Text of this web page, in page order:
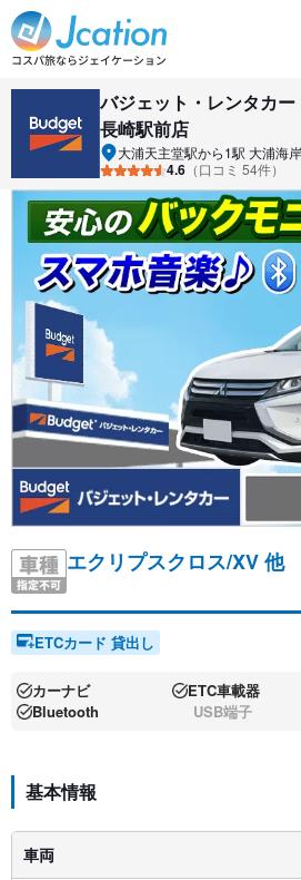
バジェット・レンタカー
長崎駅前店
大浦天主堂駅から1駅 大浦海
4.6 （口コミ 54件）
エクリプスクロス/XV 他
ETCカード 貸出し
カーナビ ETC車載器
Bluetooth
USB端子
基本情報
車両